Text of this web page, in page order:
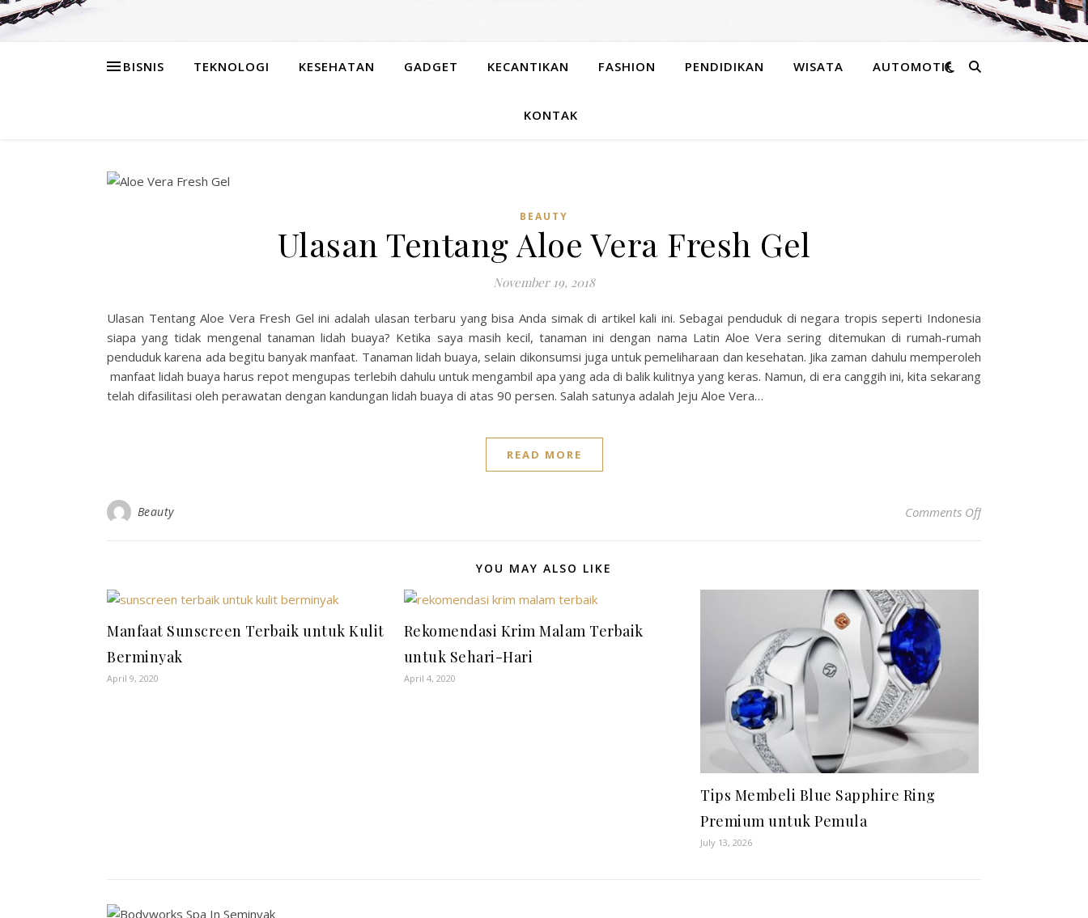
BISNIS TEKNOLOGI KESEHATAN GADGET KECANTIKAN FASHION PENDIDIKAN WISATA AUTOMOTIF
KONTAK
BEAUTY
Ulasan Tentang Aloe Vera Fresh Gel
November 19, 2018
Ulasan Tentang Aloe Vera Fresh Gel ini adalah ulasan terbaru yang bisa Anda simak di artikel kali ini. Sebagai penduduk di negara tropis seperti Indonesia
siapa yang tidak mengenal tanaman lidah buaya? Ketika saya masih kecil, tanaman ini dengan nama Latin Aloe Vera sering ditemukan di rumah-rumah
penduduk karena ada begitu banyak manfaat. Tanaman lidah buaya, selain dikonsumsi juga untuk pemeliharaan dan kesehatan. Jika zaman dahulu memperoleh
manfaat lidah buaya harus repot mengupas terlebih dahulu untuk mengambil apa yang ada di balik kulitnya yang keras. Namun, di era canggih ini, kita sekarang
telah difasilitasi oleh perawatan dengan kandungan lidah buaya di atas 90 persen. Salah satunya adalah Jeju Aloe Vera…
READ MORE
Beauty Comments Offon Ulasan Tentang
YOU MAY ALSO LIKE
Manfaat Sunscreen Terbaik untuk Kulit
Berminyak
April 9, 2020
Rekomendasi Krim Malam Terbaik
untuk Sehari-Hari
April 4, 2020
Tips Membeli Blue Sapphire Ring
Premium untuk Pemula
July 13, 2026